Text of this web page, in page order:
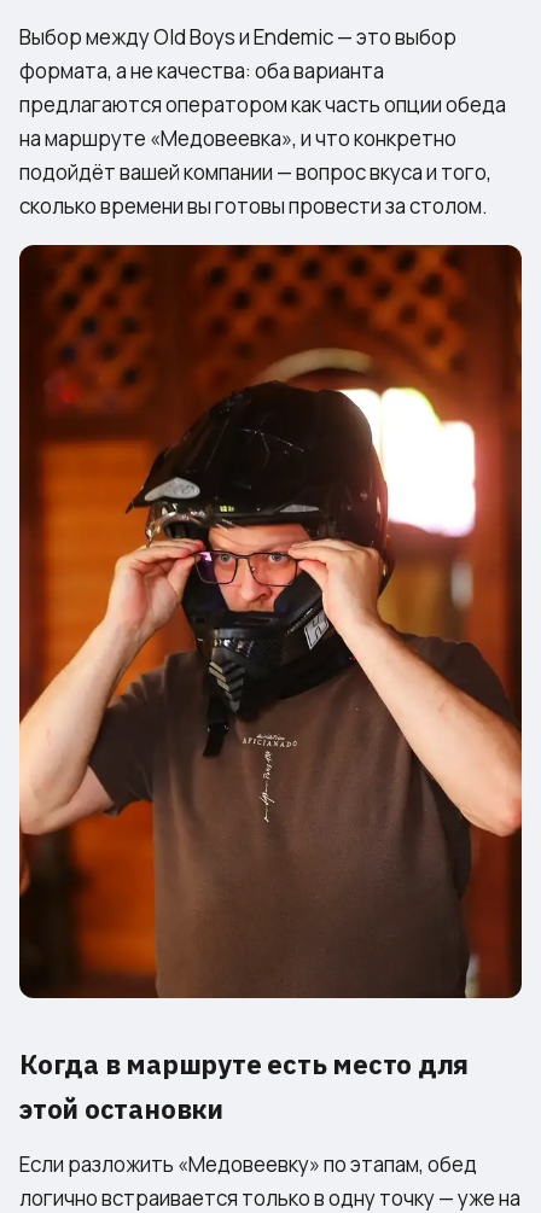
Выбор между Old Boys и Endemic — это выбор
формата, а не качества: оба варианта
предлагаются оператором как часть опции обеда
на маршруте «Медовеевка», и что конкретно
подойдёт вашей компании — вопрос вкуса и того,
сколько времени вы готовы провести за столом.
Когда в маршруте есть место для
этой остановки
Если разложить «Медовеевку» по этапам, обед
логично встраивается только в одну точку — уже на